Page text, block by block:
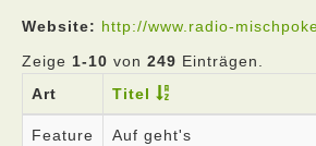
Website: http://www.radio-
Zeige 1-10 von 249 Einträgen.
Art
Titel
Feature Auf geht's